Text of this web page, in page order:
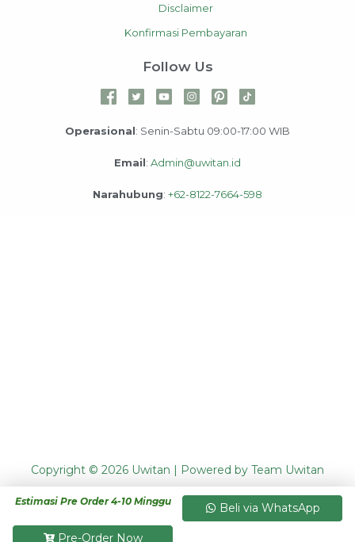
Disclaimer
Konfirmasi Pembayaran
Follow Us
Operasional: Senin-Sabtu 09:00-17:00 WIB
Email: Admin@uwitan.id
Narahubung: +62-8122-7664-598
Copyright © 2026 Uwitan | Powered by Team Uwitan
Estimasi Pre Order 4-10 Minggu
Pre-Order Now
Beli via WhatsApp